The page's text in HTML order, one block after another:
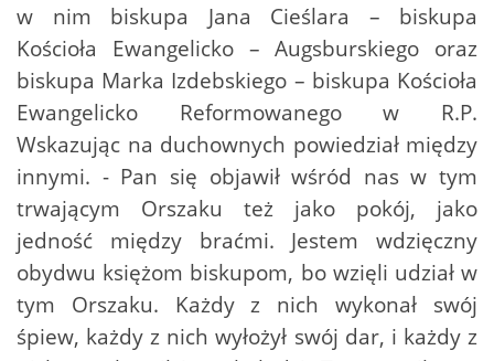
w nim biskupa Jana Cieślara – biskupa
Kościoła Ewangelicko – Augsburskiego oraz
biskupa Marka Izdebskiego – biskupa Kościoła
Ewangelicko Reformowanego w R.P.
Wskazując na duchownych powiedział między
innymi. - Pan się objawił wśród nas w tym
trwającym Orszaku też jako pokój, jako
jedność między braćmi. Jestem wdzięczny
obydwu księżom biskupom, bo wzięli udział w
tym Orszaku. Każdy z nich wykonał swój
śpiew, każdy z nich wyłożył swój dar, i każdy z